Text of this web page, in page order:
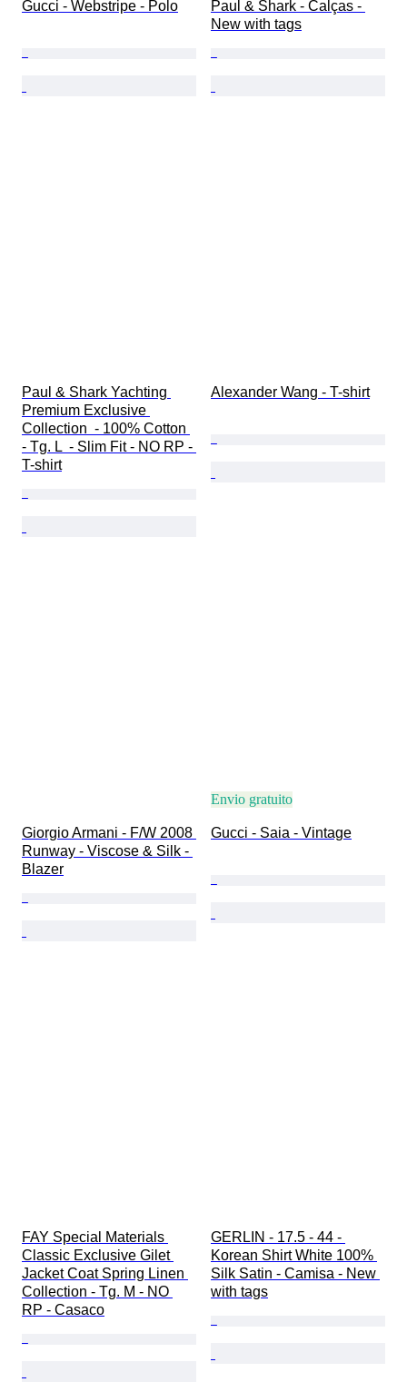
Gucci - Webstripe - Polo
Paul & Shark - Calças -
New with tags
Paul & Shark Yachting
Premium Exclusive
Collection  - 100% Cotton
- Tg. L  - Slim Fit - NO RP -
T-shirt
Alexander Wang - T-shirt
Giorgio Armani - F/W 2008
Runway - Viscose & Silk -
Blazer
Envio gratuito
Gucci - Saia - Vintage
FAY Special Materials
Classic Exclusive Gilet
Jacket Coat Spring Linen
Collection - Tg. M - NO
RP - Casaco
GERLIN - 17.5 - 44 -
Korean Shirt White 100%
Silk Satin - Camisa - New
with tags